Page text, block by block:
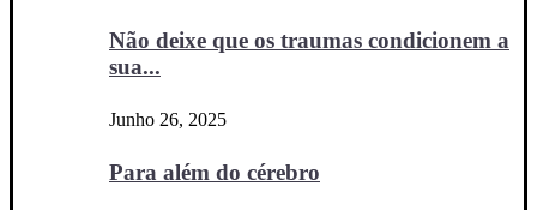
Não deixe que os traumas condicionem a
sua...
Junho 26, 2025
Para além do cérebro